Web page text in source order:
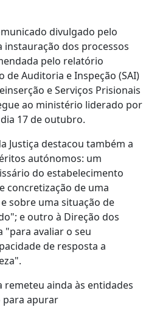
divulgado pelo
instauração dos processos
pelo relatório
de Auditoria e Inspeção (SAI)
e Serviços Prisionais
ao ministério liderado por
17 de outubro.
Justiça destacou também a
autónomos: um
do estabelecimento
concretização de uma
sobre uma situação de
e outro à Direção dos
"para avaliar o seu
de resposta a
remeteu ainda às entidades
para apurar